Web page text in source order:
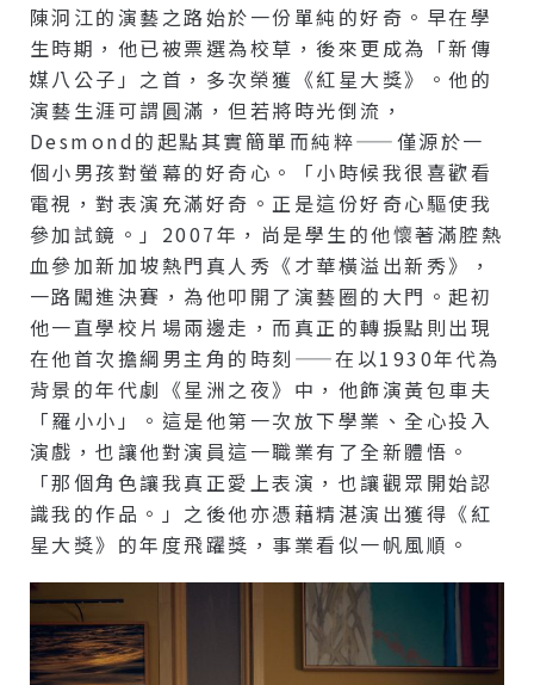
陳泂江的演藝之路始於一份單純的好奇。早在學
生時期，他已被票選為校草，後來更成為「新傳
媒八公子」之首，多次榮獲《紅星大獎》。他的
演藝生涯可謂圓滿，但若將時光倒流，
Desmond的起點其實簡單而純粹——僅源於一
個小男孩對螢幕的好奇心。「小時候我很喜歡看
電視，對表演充滿好奇。正是這份好奇心驅使我
參加試鏡。」2007年，尚是學生的他懷著滿腔熱
血參加新加坡熱門真人秀《才華橫溢出新秀》，
一路闖進決賽，為他叩開了演藝圈的大門。起初
他一直學校片場兩邊走，而真正的轉捩點則出現
在他首次擔綱男主角的時刻——在以1930年代為
背景的年代劇《星洲之夜》中，他飾演黃包車夫
「羅小小」。這是他第一次放下學業、全心投入
演戲，也讓他對演員這一職業有了全新體悟。
「那個角色讓我真正愛上表演，也讓觀眾開始認
識我的作品。」之後他亦憑藉精湛演出獲得《紅
星大獎》的年度飛躍獎，事業看似一帆風順。